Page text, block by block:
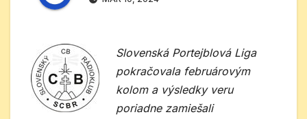
Slovenská Portejblová Liga
pokračovala februárovým
kolom a výsledky veru
poriadne zamiešali